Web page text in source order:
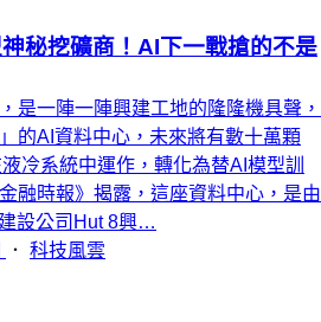
秘挖礦商！AI下一戰搶的不是
是一陣一陣興建工地的隆隆機具聲，
的AI資料中心，未來將有數十萬顆
冷系統中運作，轉化為替AI模型訓
融時報》揭露，這座資料中心，是由
設公司Hut 8興…
． 科技風雲